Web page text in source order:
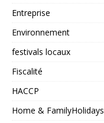
Entreprise
Environnement
festivals locaux
Fiscalité
HACCP
Home & FamilyHolidays